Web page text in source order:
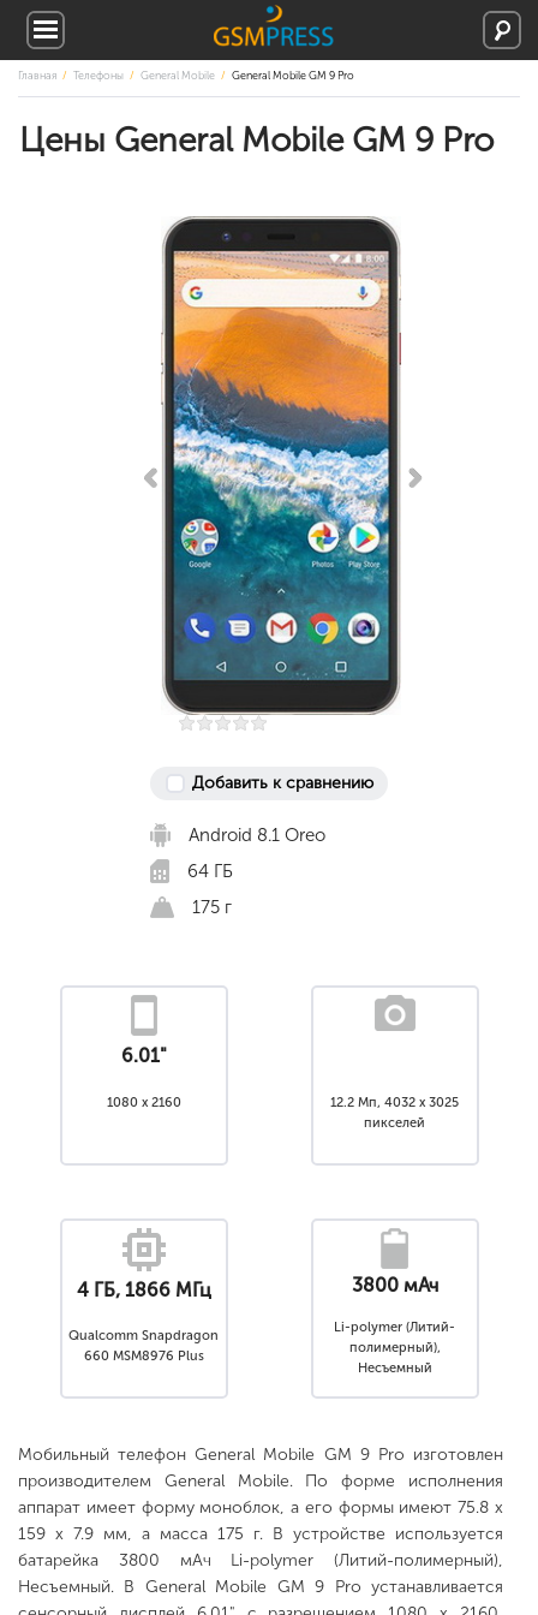
Главная Телефоны General Mobile General Mobile GM 9 Pro
Цены General Mobile GM 9 Pro
Добавить к сравнению
Android 8.1 Oreo
64 ГБ
175 г
6.01"
1080 x 2160
12.2 Мп, 4032 x 3025
пикселей
4 ГБ, 1866 МГц
Qualcomm Snapdragon
660 MSM8976 Plus
3800 мАч
Li-polymer (Литий-
полимерный),
Несъемный
Мобильный телефон General Mobile GM 9 Pro изготовлен
производителем General Mobile. По форме исполнения
аппарат имеет форму моноблок, а его формы имеют 75.8 x
159 x 7.9 мм, а масса 175 г. В устройстве используется
батарейка 3800 мАч Li-polymer (Литий-полимерный),
Несъемный. В General Mobile GM 9 Pro устанавливается